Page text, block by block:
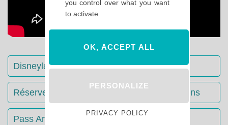
Disneyland Paris : Le guide complet
Réserver votre séjour : toutes les informations
Pass Annuels Disney : informations
you control over what you want
to activate
OK, ACCEPT ALL
PERSONALIZE
PRIVACY POLICY